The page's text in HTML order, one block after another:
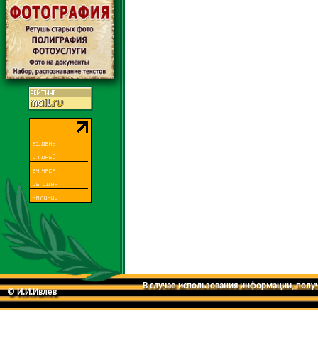
© И.И.Ивлев
В случае использования информации,